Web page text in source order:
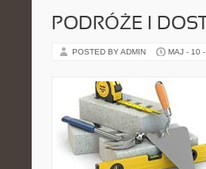
PODRÓŻE I
POSTED BY ADMIN MAJ - 10